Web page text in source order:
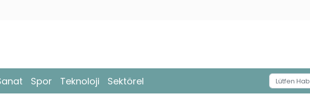
Spor Teknoloji Sektörel